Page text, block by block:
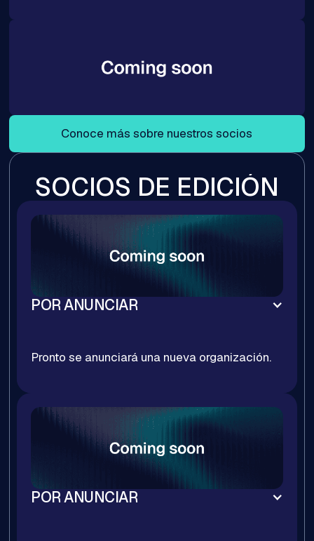
Conoce más sobre nuestros socios
SOCIOS DE EDICIÓN
POR ANUNCIAR
Pronto se anunciará una nueva organización.
POR ANUNCIAR